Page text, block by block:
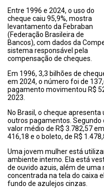
Entre 1996 e 2024, o uso do
cheque caiu 95,9%, mostra
levantamento da Febraban
(Federação Brasileira de
Bancos), com dados da
sistema responsável pela
compensação de cheques.
Em 1996, 3,3 bilhões de
em 2024, o número foi de
pagamento movimentou R$
2023.
No Brasil, o cheque
outros pagamentos.
valor médio de R$ 3.782,57
416,18 e o boleto, de R$
Uma jovem mulher está
ambiente interno. Ela está
de ouvido azuis, além de
concentrada na tela do caixa
fundo de azulejos cinzas.